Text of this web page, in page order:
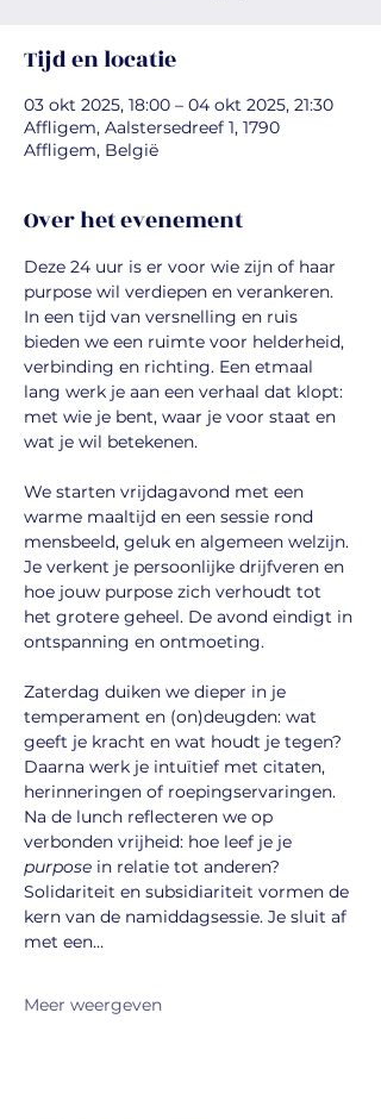
Tijd en locatie
03 okt 2025, 18:00 – 04 okt 2025, 21:30
Affligem, Aalstersedreef 1, 1790
Affligem, België
Over het evenement
Deze 24 uur is er voor wie zijn of haar
purpose wil verdiepen en verankeren.
In een tijd van versnelling en ruis
bieden we een ruimte voor helderheid,
verbinding en richting. Een etmaal
lang werk je aan een verhaal dat klopt:
met wie je bent, waar je voor staat en
wat je wil betekenen.
We starten vrijdagavond met een
warme maaltijd en een sessie rond
mensbeeld, geluk en algemeen welzijn.
Je verkent je persoonlijke drijfveren en
hoe jouw purpose zich verhoudt tot
het grotere geheel. De avond eindigt in
ontspanning en ontmoeting.
Zaterdag duiken we dieper in je
temperament en (on)deugden: wat
geeft je kracht en wat houdt je tegen?
Daarna werk je intuïtief met citaten,
herinneringen of roepingservaringen.
Na de lunch reflecteren we op
verbonden vrijheid: hoe leef je je
purpose in relatie tot anderen?
Solidariteit en subsidiariteit vormen de
kern van de namiddagsessie. Je sluit af
met een…
Meer weergeven